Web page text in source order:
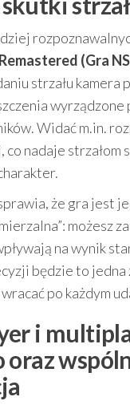
(Gra
strzału kamera
wyrządzone
Widać m.in.
co nadaje strzałom
że gra jest
możesz
na wynik
będzie to jedna
po każdym
i
oraz